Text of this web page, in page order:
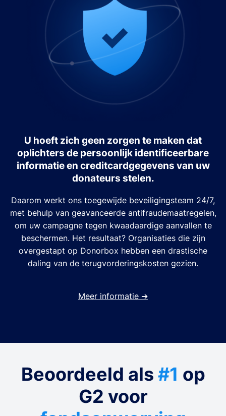
U hoeft zich geen zorgen te maken dat
oplichters de persoonlijk identificeerbare
informatie en creditcardgegevens van uw
donateurs stelen.
Daarom werkt ons toegewijde beveiligingsteam 24/7,
met behulp van geavanceerde antifraudemaatregelen,
om uw campagne tegen kwaadaardige aanvallen te
beschermen. Het resultaat? Organisaties die zijn
overgestapt op Donorbox hebben een drastische
daling van de terugvorderingskosten gezien.
Meer informatie ➔
Beoordeeld als #1 op
G2 voor